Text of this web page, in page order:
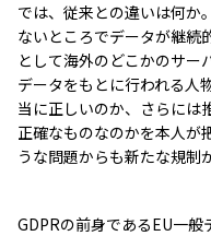
では、従来との違いは何か
ないところでデータが継続
として海外のどこかのサー
データをもとに行われる人
当に正しいのか、さらには
正確なものなのかを本人が
うな問題からも新たな規制
GDPRの前身であるEU一